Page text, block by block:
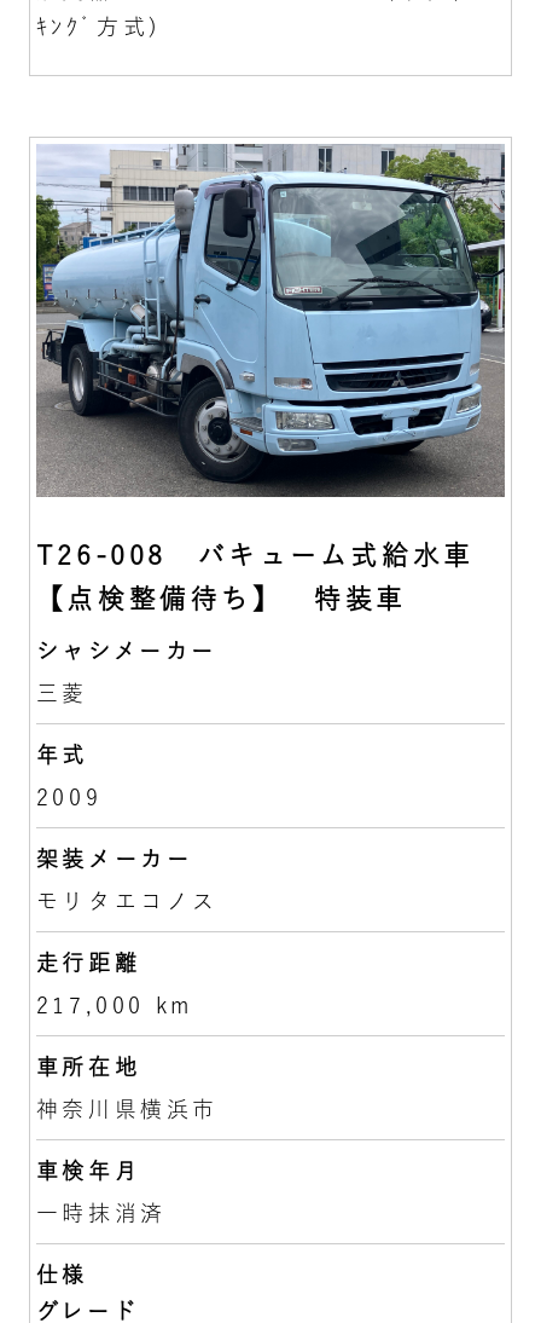
ｷﾝｸﾞ方式)
T26-008 バキューム式給水車
【点検整備待ち】 特装車
シャシメーカー
三菱
年式
2009
架装メーカー
モリタエコノス
走行距離
217,000 km
車所在地
神奈川県横浜市
車検年月
一時抹消済
仕様
グレード